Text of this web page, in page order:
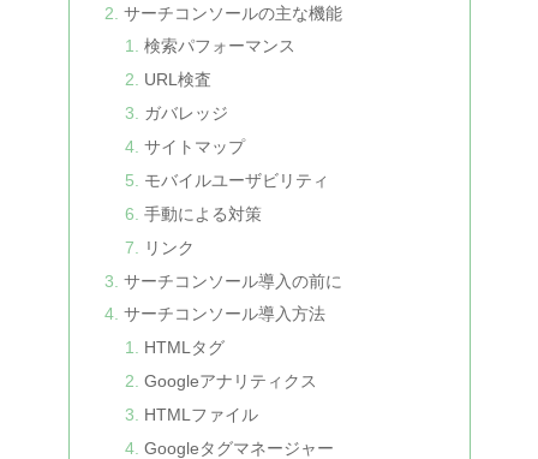
サーチコンソールの主な機能
検索パフォーマンス
URL検査
ガバレッジ
サイトマップ
モバイルユーザビリティ
手動による対策
リンク
サーチコンソール導入の前に
サーチコンソール導入方法
HTMLタグ
Googleアナリティクス
HTMLファイル
Googleタグマネージャー